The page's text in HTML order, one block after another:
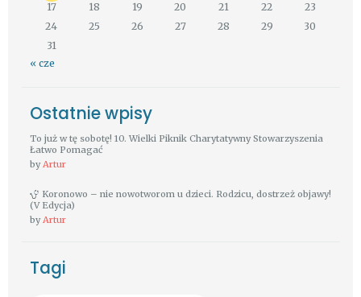
17
18 19 20 21 22
23
24
25 26 27 28 29
30
31
« cze
Ostatnie wpisy
To już w tę sobotę! 10. Wielki Piknik Charytatywny Stowarzyszenia
Łatwo Pomagać
by Artur
Koronowo – nie nowotworom u dzieci. Rodzicu, dostrzeż objawy!
(V Edycja)
byArtur
Tagi